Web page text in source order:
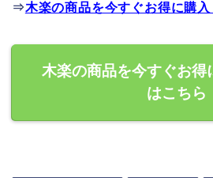
⇒木楽の商品を今すぐお得に購
木楽の商品を今すぐお得
はこちら